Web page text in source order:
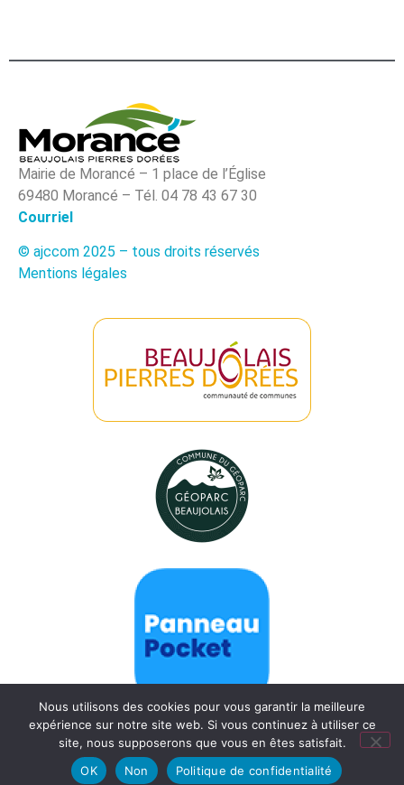
Mairie de Morancé – 1 place de l’Église
69480 Morancé – Tél. 04 78 43 67 30
Courriel
© ajccom 2025 – tous droits réservés
Mentions légales
Nous utilisons des cookies pour vous garantir la meilleure
expérience sur notre site web. Si vous continuez à utiliser ce
site, nous supposerons que vous en êtes satisfait.
OK
Non Politique de confidentialité